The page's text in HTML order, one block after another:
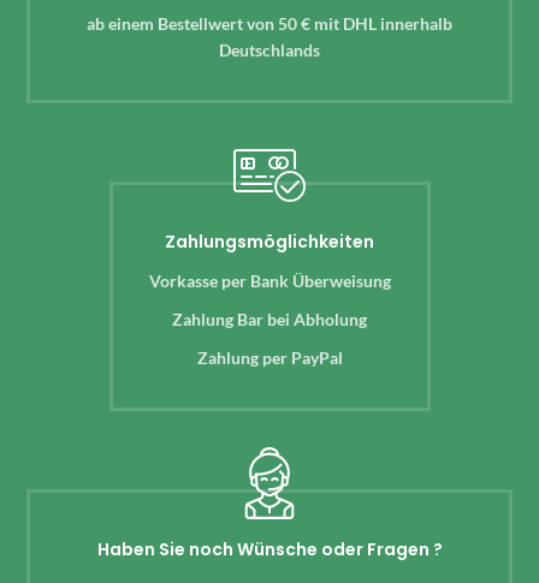
ab einem Bestellwert von 50 € mit DHL innerhalb
Deutschlands
Zahlungsmöglichkeiten
Vorkasse per Bank Überweisung
Zahlung Bar bei Abholung
Zahlung per PayPal
Haben Sie noch Wünsche oder Fragen ?